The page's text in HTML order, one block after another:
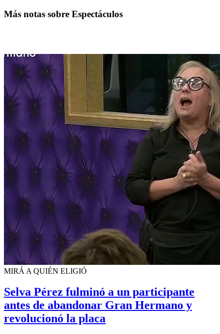
Más notas sobre Espectáculos
MIRÁ A QUIÉN ELIGIÓ
Selva Pérez fulminó a un participante
antes de abandonar Gran Hermano y
revolucionó la placa